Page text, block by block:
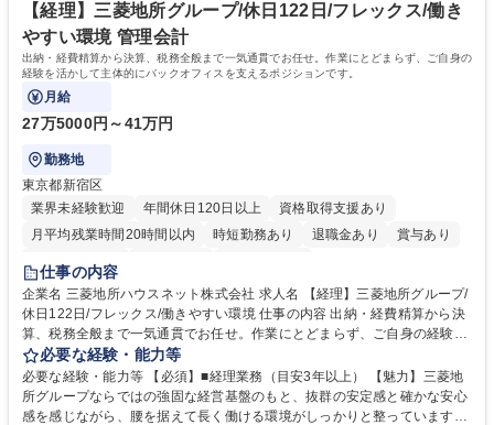
ーなどの資格取得に向けた費用負担や報奨金制度が非常に手厚く、成長で
きる環境です。 学歴・資格 学歴：大学院 大学 高専 短大 語学力： 資格：
日商簿記検定2級
【経理】三菱地所グループ/休日122日/フレックス/働き
やすい環境 管理会計
出納・経費精算から決算、税務全般まで一気通貫でお任せ。作業にとどまらず、ご自身の
経験を活かして主体的にバックオフィスを支えるポジションです。
月給
27万5000円～41万円
勤務地
東京都新宿区
業界未経験歓迎
年間休日120日以上
資格取得支援あり
月平均残業時間20時間以内
時短勤務あり 退職金あり
賞与あり
完全週休2日制
仕事の内容
企業名 三菱地所ハウスネット株式会社 求人名 【経理】三菱地所グループ/
休日122日/フレックス/働きやすい環境 仕事の内容 出納・経費精算から決
算、税務全般まで一気通貫でお任せ。作業にとどまらず、ご自身の経験を
活かして主体的にバックオフィスを支えるポジションです。 経理業務全般
をお任せします。 ■出納業務（日々の入出金、経費精算業務） ■管理会
計・税務（月次実績資料作成、四半期決算、税務全般など） 募集職種
【経理】三菱地所グループ/休日122日/フレックス/働きやすい環境
必要な経験・能力等
必要な経験・能力等 【必須】■経理業務（目安3年以上） 【魅力】三菱地
所グループならではの強固な経営基盤のもと、抜群の安定感と確かな安心
感を感じながら、腰を据えて長く働ける環境がしっかりと整っています。